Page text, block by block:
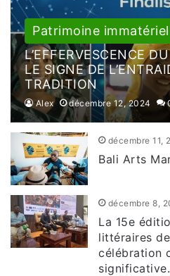
Patrimoine immatériel
L’EFFERVESCENCE
LE SIGNE DE
TRADITION
Alex décembre 12, 2024
décembre 11,
Bali Arts
décembre 8,
La 15e
littéraires
célébration
significative.